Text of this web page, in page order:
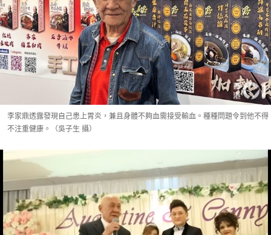
李家鼎透露發現自己患上胃炎，兼且身體不夠血需接受輸血。種種問題令到他不得
不注重健康。（吳子生 攝）